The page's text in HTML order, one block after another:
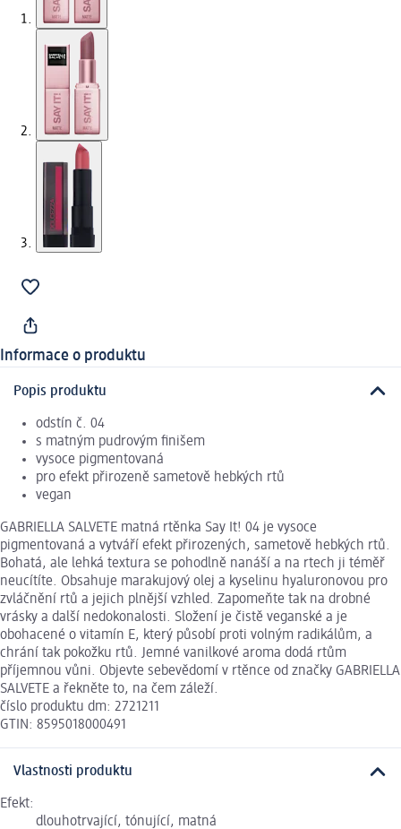
Informace o produktu
Popis produktu
odstín č. 04
s matným pudrovým finišem
vysoce pigmentovaná
pro efekt přirozeně sametově hebkých rtů
vegan
GABRIELLA SALVETE matná rtěnka Say It! 04 je vysoce
pigmentovaná a vytváří efekt přirozených, sametově hebkých rtů.
Bohatá, ale lehká textura se pohodlně nanáší a na rtech ji téměř
neucítíte. Obsahuje marakujový olej a kyselinu hyaluronovou pro
zvláčnění rtů a jejich plnější vzhled. Zapomeňte tak na drobné
vrásky a další nedokonalosti. Složení je čistě veganské a je
obohacené o vitamín E, který působí proti volným radikálům, a
chrání tak pokožku rtů. Jemné vanilkové aroma dodá rtům
příjemnou vůni. Objevte sebevědomí v rtěnce od značky GABRIELLA
SALVETE a řekněte to, na čem záleží.
číslo produktu dm: 2721211
GTIN: 8595018000491
Vlastnosti produktu
Efekt:
dlouhotrvající, tónující, matná